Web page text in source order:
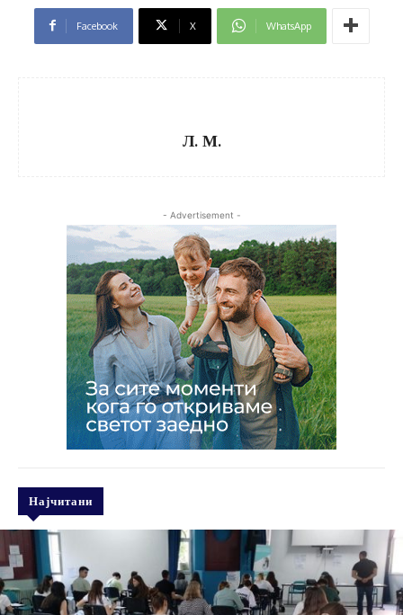
Facebook X WhatsApp
Л. М.
- Advertisement -
Најчитани